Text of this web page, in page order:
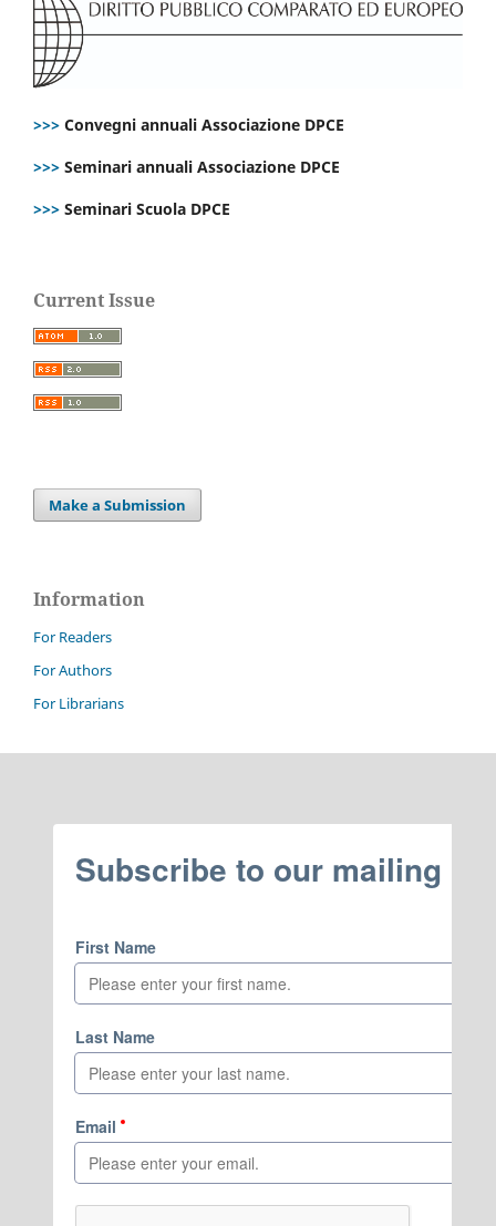
>>> Convegni annuali Associazione DPCE
>>> Seminari annuali Associazione DPCE
>>> Seminari Scuola DPCE
Current Issue
Make a Submission
Information
For Readers
For Authors
For Librarians